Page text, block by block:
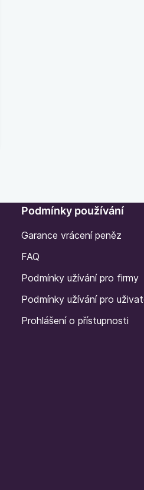
Podmínky používání
Garance vrácení peněz
FAQ
Podmínky užívání pro firmy
Podmínky užívání pro
Prohlášení o přístupnosti